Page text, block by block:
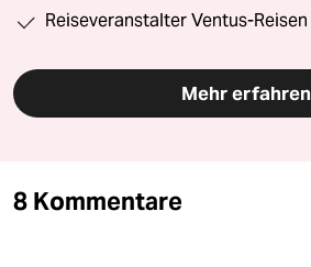
Reiseveranstalter Ventus-Reisen
Mehr erfahren
8 Kommentare